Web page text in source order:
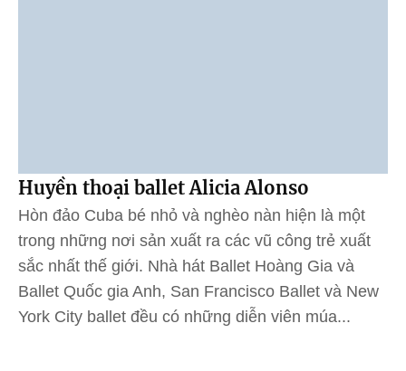
Huyền thoại ballet Alicia Alonso
Hòn đảo Cuba bé nhỏ và nghèo nàn hiện là một
trong những nơi sản xuất ra các vũ công trẻ xuất
sắc nhất thế giới. Nhà hát Ballet Hoàng Gia và
Ballet Quốc gia Anh, San Francisco Ballet và New
York City ballet đều có những diễn viên múa...